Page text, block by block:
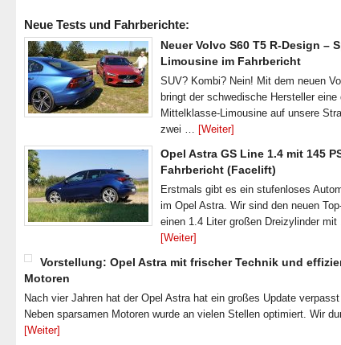
Neue Tests und Fahrberichte:
Neuer Volvo S60 T5 R-Design –
Limousine im Fahrbericht
SUV? Kombi? Nein! Mit dem neuen
bringt der schwedische Hersteller
Mittelklasse-Limousine auf unsere
zwei … [Weiter]
Opel Astra GS Line 1.4 mit 145
Fahrbericht (Facelift)
Erstmals gibt es ein stufenloses
im Opel Astra. Wir sind den neuen
einen 1.4 Liter großen Dreizylinder
[Weiter]
Vorstellung: Opel Astra mit frischer Technik und
Motoren
Nach vier Jahren hat der Opel Astra hat ein großes Update
Neben sparsamen Motoren wurde an vielen Stellen optimiert. Wir
[Weiter]